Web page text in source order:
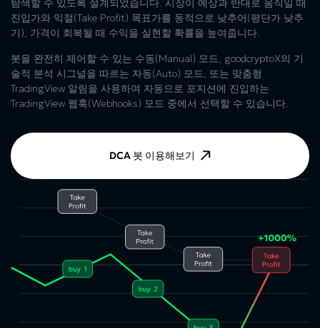
탐색할 수 있도록 설계되었습니다. 시장이 예상과 반대로 움직일 때
진입가와 익절(Take Profit) 목표가를 동적으로 낮추어(평단가 낮추
기), 가격이 회복될 때 수익을 실현할 확률을 높여줍니다.
봇을 완전히 제어할 수 있는 수동(Manual) 모드, goodcryptoX의 기
술적 분석 시그널을 따르는 자동(Auto) 모드, 또는 맞춤형
TradingView 알림을 사용하여 자동으로 포지션에 진입하는
TradingView 웹훅(Webhooks) 모드 중에서 선택할 수 있습니다.
DCA 봇 이용해보기